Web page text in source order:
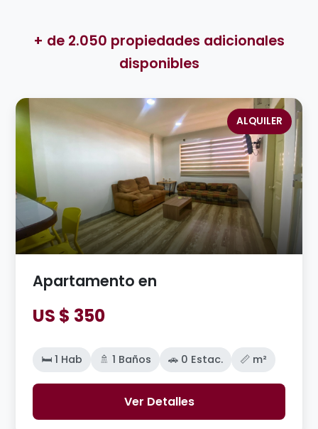
+ de 2.050 propiedades adicionales
disponibles
ALQUILER
Apartamento en
US $ 350
🛏️ 1 Hab 🚿 1 Baños 🚗 0 Estac. 📏 m²
Ver Detalles